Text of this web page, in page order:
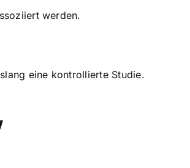
werden.
eine kontrollierte Studie.